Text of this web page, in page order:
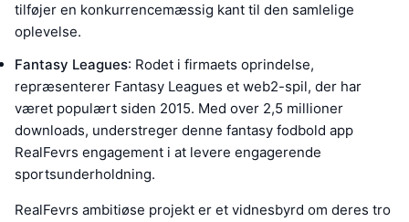
tilføjer en konkurrencemæssig kant til den samlelige
oplevelse.
Fantasy Leagues: Rodet i firmaets oprindelse,
repræsenterer Fantasy Leagues et web2-spil, der har
været populært siden 2015. Med over 2,5 millioner
downloads, understreger denne fantasy fodbold app
RealFevrs engagement i at levere engagerende
sportsunderholdning.
RealFevrs ambitiøse projekt er et vidnesbyrd om deres tro